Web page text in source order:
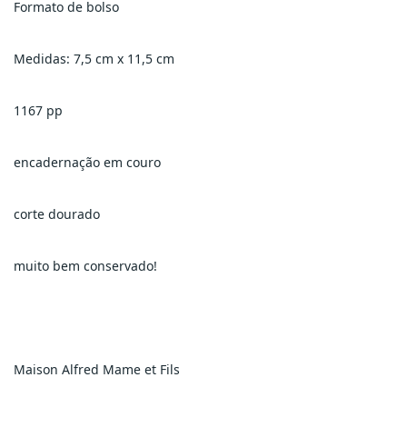
Formato de bolso
Medidas: 7,5 cm x 11,5 cm
1167 pp
encadernação em couro
corte dourado
muito bem conservado!
Maison Alfred Mame et Fils